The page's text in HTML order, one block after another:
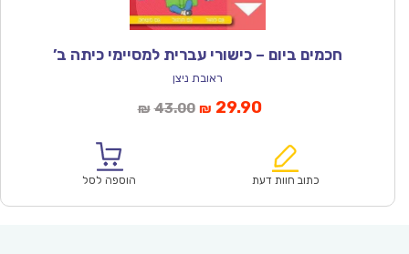
חכמים ביום – כישורי עברית למסיימי כיתה ב’
ראובת ניצן
₪ 43.00המחיר
₪43.00.
₪ 29.90המחיר
הוא:
כתוב חוות דעת הוספה לסל